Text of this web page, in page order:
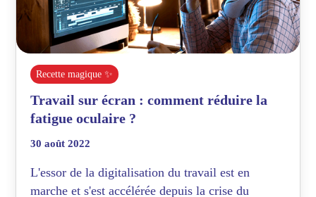
Recette magique ✨
Travail sur écran : comment réduire la
fatigue oculaire ?
30 août 2022
L'essor de la digitalisation du travail est en
marche et s'est accélérée depuis la crise du